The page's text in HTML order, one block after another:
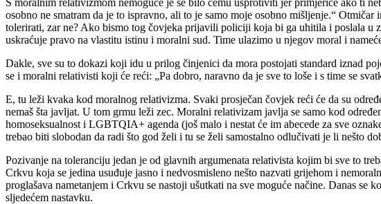
osobno ne smatram da je to ispravno, ali to je samo moje osobno mišljenje.“
tolerirati, zar ne? Ako bismo tog čovjeka prijavili policiji koja bi ga uhitila i poslala u
uskraćuje pravo na vlastitu istinu i moralni sud. Time ulazimo u njegov moral i
Dakle, sve su to dokazi koji idu u prilog činjenici da mora postojati standard iznad
se i moralni relativisti koji će reći: „Pa dobro, naravno da je sve to loše i s time se
E, tu leži kvaka kod moralnog relativizma. Svaki prosječan čovjek reći će da su
nemaš šta javljat. U tom grmu leži zec. Moralni relativizam javlja se samo kod
homoseksualnost i LGBTQIA+ agenda (još malo i nestat će im abecede za sve
trebao biti slobodan da radi što god želi i tu se želi samostalno odlučivati je li nešto
Pozivanje na toleranciju jedan je od glavnih argumenata relativista kojim bi sve to
Crkvu koja se jedina usuđuje jasno i nedvosmisleno nešto nazvati grijehom i
proglašava nametanjem i Crkvu se nastoji ušutkati na sve moguće načine. Danas se
sljedećem nastavku.